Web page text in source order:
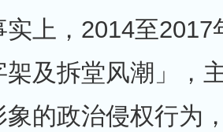
实上，2014至2017
架及拆堂风潮」，
象的政治侵权行为